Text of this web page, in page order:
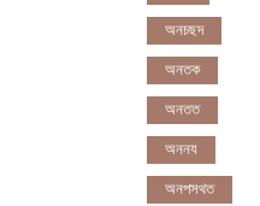
অনচছদ
অনতক
অনতত
অননয
অনপসথত